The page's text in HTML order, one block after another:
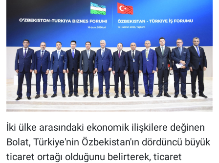
İki ülke arasındaki ekonomik ilişkilere değinen
Bolat, Türkiye'nin Özbekistan'ın dördüncü büyük
ticaret ortağı olduğunu belirterek, ticaret